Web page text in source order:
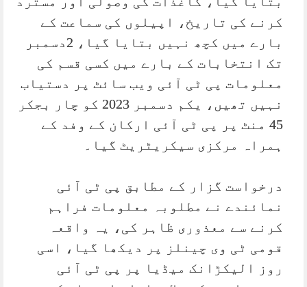
کرنے کی تاریخ، اپیلوں کی سماعت کے
بارے میں کچھ نہیں بتایا گیا، 2دسمبر
تک انتخابات کے بارے میں کسی قسم کی
معلومات پی ٹی آئی ویب سائٹ پر دستیاب
نہیں تھیں، یکم دسمبر 2023 کو چار بجکر
45 منٹ پر پی ٹی آئی ارکان کے وفد کے
ہمراہ مرکزی سیکریٹریٹ گیا۔
درخواست گزار کے مطابق پی ٹی آئی
نمائندے نے مطلوبہ معلومات فراہم
کرنے سے معذوری ظاہر کی، یہ واقعہ
قومی ٹی وی چینلز پر دیکھا گیا، اسی
روز الیکڑانک میڈیا پر پی ٹی آئی